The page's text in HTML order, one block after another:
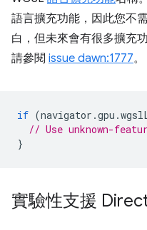
語言擴充功能，因此您不
白，但未來會有很多擴充
請參閱 issue dawn:1777。
if (navigator .gpu .
// Use unknown-
}
實驗性支援